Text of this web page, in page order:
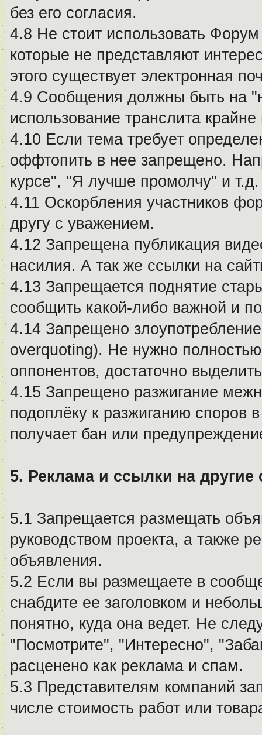
без его согласия.
4.8 Не стоит использовать
которые не представляют
этого существует электронная
4.9 Сообщения должны быть на
использование транслита
4.10 Если тема требует
оффтопить в нее запрещено.
курсе", "Я лучше промолчу" и
4.11 Оскорбления участников
другу с уважением.
4.12 Запрещена публикация
насилия. А так же ссылки на
4.13 Запрещается поднятие
сообщить какой-либо важной и
4.14 Запрещено
overquoting). Не нужно
оппонентов, достаточно
4.15 Запрещено разжигание
подоплёку к разжиганию споров
получает бан или
5. Реклама и ссылки на другие
5.1 Запрещается размещать
руководством проекта, а также
объявления.
5.2 Если вы размещаете в
снабдите ее заголовком и
понятно, куда она ведет. Не
"Посмотрите", "Интересно",
расценено как реклама и спам.
5.3 Представителям компаний
числе стоимость работ или